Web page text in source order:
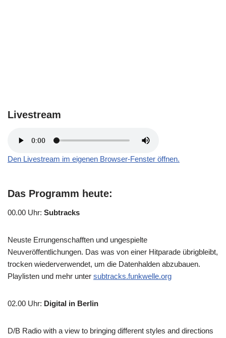
Livestream
Den Livestream im eigenen Browser-Fenster öffnen.
Das Programm heute:
00.00 Uhr: Subtracks
Neuste Errungenschafften und ungespielte
Neuveröffentlichungen. Das was von einer Hitparade übrigbleibt,
trocken wiederverwendet, um die Datenhalden abzubauen.
Playlisten und mehr unter subtracks.funkwelle.org
02.00 Uhr: Digital in Berlin
D/B Radio with a view to bringing different styles and directions